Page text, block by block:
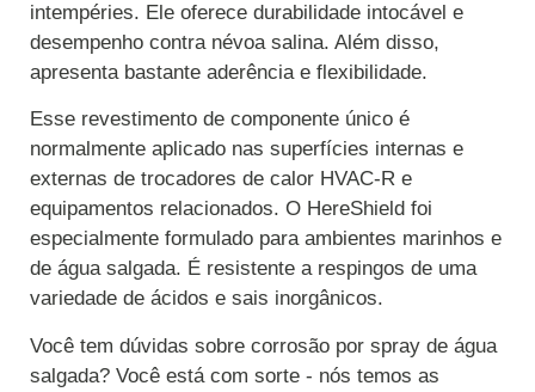
intempéries. Ele oferece durabilidade intocável e
desempenho contra névoa salina. Além disso,
apresenta bastante aderência e flexibilidade.
Esse revestimento de componente único é
normalmente aplicado nas superfícies internas e
externas de trocadores de calor HVAC-R e
equipamentos relacionados. O HereShield foi
especialmente formulado para ambientes marinhos e
de água salgada. É resistente a respingos de uma
variedade de ácidos e sais inorgânicos.
Você tem dúvidas sobre corrosão por spray de água
salgada? Você está com sorte - nós temos as